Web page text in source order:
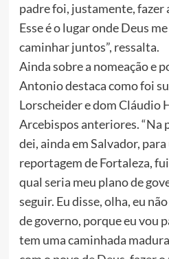
padre foi, justamente, fazer
Esse é o lugar onde Deus
caminhar juntos”, ressalta.
Ainda sobre a nomeação e
Antonio destaca como foi
Lorscheider e dom Cláudio
Arcebispos anteriores.
dei, ainda em Salvador,
reportagem de Fortaleza,
qual seria meu plano de
seguir. Eu disse, olha, eu
de governo, porque eu vou
tem uma caminhada